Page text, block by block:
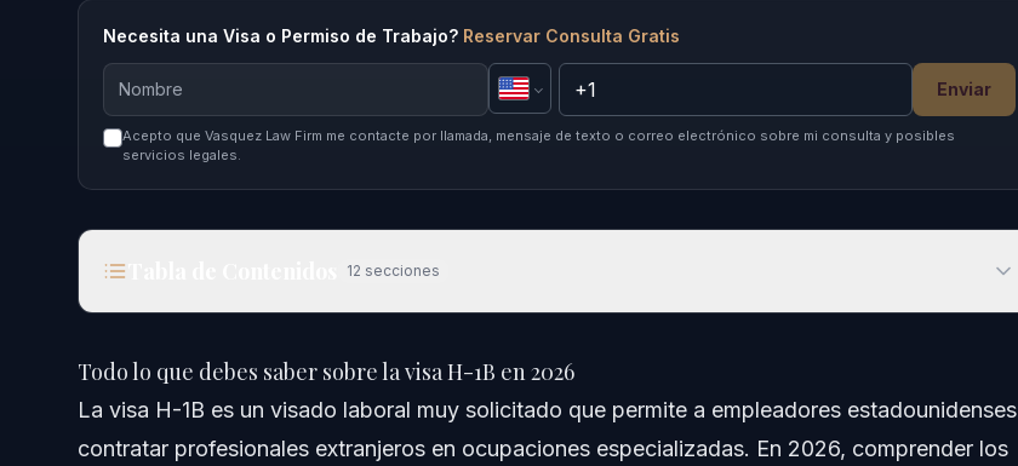
Necesita una Visa o Permiso de Trabajo? Reservar Consulta Gratis
Enviar
Acepto que Vasquez Law Firm me contacte por llamada, mensaje de texto o correo electrónico sobre mi consulta y posibles
servicios legales.
12 secciones
Respuesta Rápida
Comprendiendo el Programa de Visa H-1B
Todo lo que debes saber sobre la visa H-1B en 2026
La visa H-1B es un visado laboral muy solicitado que permite a empleadores estadounidenses
contratar profesionales extranjeros en ocupaciones especializadas. En 2026, comprender los